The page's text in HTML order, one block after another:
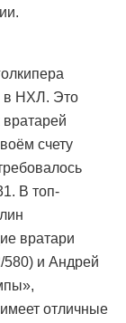
в НХЛ. Это
вратарей
счету
В топ-
вратари
и Андрей
отличные